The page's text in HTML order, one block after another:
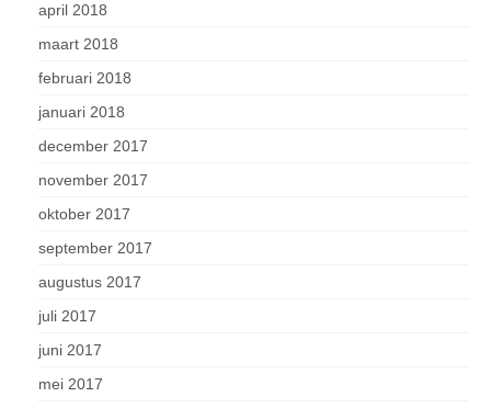
april 2018
maart 2018
februari 2018
januari 2018
december 2017
november 2017
oktober 2017
september 2017
augustus 2017
juli 2017
juni 2017
mei 2017